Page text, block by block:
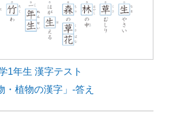
1年生 漢字テスト
・植物の漢字」-答え